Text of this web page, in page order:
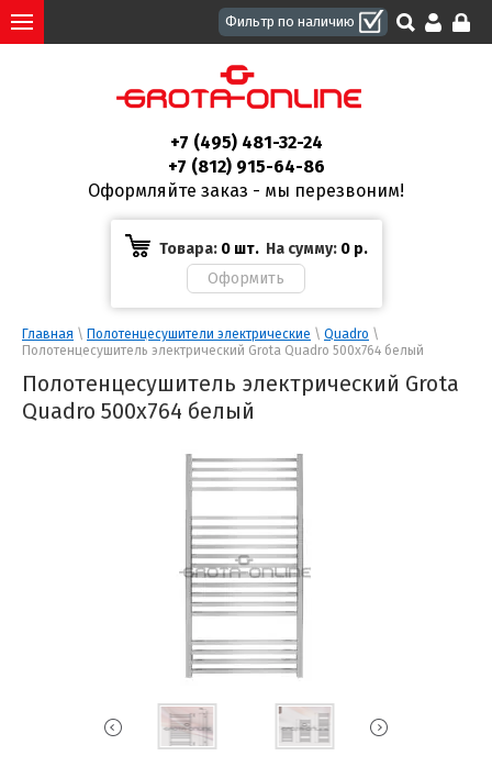
+7 (495) 481-32-24
+7 (812) 915-64-86
Оформляйте заказ - мы перезвоним!
Товара: 0 шт. На сумму: 0 р.
Главная \ Полотенцесушители электрические \ Quadro \
Полотенцесушитель электрический Grota Quadro 500х764 белый
Полотенцесушитель электрический Grota
Quadro 500х764 белый